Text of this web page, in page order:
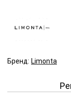
Бренд: Limonta